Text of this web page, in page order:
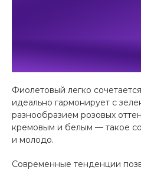
Фиолетовый легко
идеально гармонирует с
разнообразием розовых
кремовым и белым — такое
и молодо.
Современные тенденции